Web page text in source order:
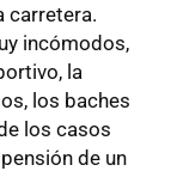
carretera.
incómodos,
la
los baches
los casos
de un